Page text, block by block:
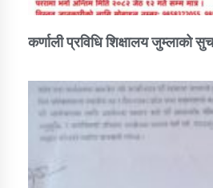
कर्णाली प्रविधि शिक्षालय जुम्लाको